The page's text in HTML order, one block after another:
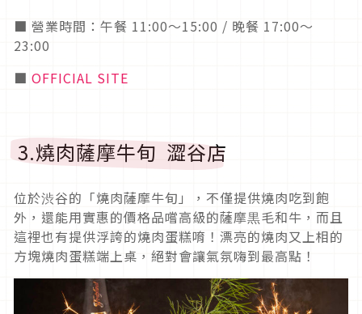
■ 營業時間：午餐 11:00～15:00 / 晚餐 17:00～
23:00
■ OFFICIAL SITE
3.燒肉薩摩牛旬 澀谷店
位於渋谷的「燒肉薩摩牛旬」，不僅提供燒肉吃到飽
外，還能用實惠的價格品嚐高級的薩摩黒毛和牛，而且
這裡也有提供浮誇的燒肉蛋糕唷！漂亮的燒肉又上相的
方塊燒肉蛋糕端上桌，絕對會讓氣氛嗨到最高點！